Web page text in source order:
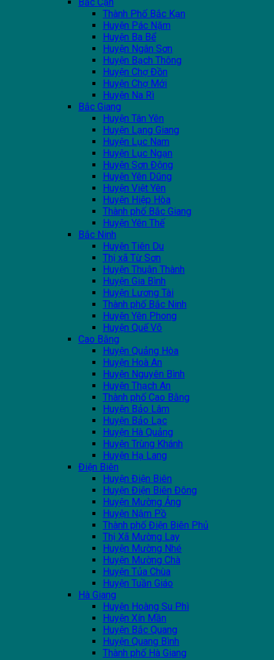
Thành Phố Bắc Kạn
Huyện Pác Nặm
Huyện Ba Bể
Huyện Ngân Sơn
Huyện Bạch Thông
Huyện Chợ Đồn
Huyện Chợ Mới
Huyện Na Rì
Bắc Giang
Huyện Tân Yên
Huyện Lạng Giang
Huyện Lục Nam
Huyện Lục Ngạn
Huyện Sơn Động
Huyện Yên Dũng
Huyện Việt Yên
Huyện Hiệp Hòa
Thành phố Bắc Giang
Huyện Yên Thế
Bắc Ninh
Huyện Tiên Du
Thị xã Từ Sơn
Huyện Thuận Thành
Huyện Gia Bình
Huyện Lương Tài
Thành phố Bắc Ninh
Huyện Yên Phong
Huyện Quế Võ
Cao Bằng
Huyện Quảng Hòa
Huyện Hoà An
Huyện Nguyên Bình
Huyện Thạch An
Thành phố Cao Bằng
Huyện Bảo Lâm
Huyện Bảo Lạc
Huyện Hà Quảng
Huyện Trùng Khánh
Huyện Hạ Lang
Điện Biên
Huyện Điện Biên
Huyện Điện Biên Đông
Huyện Mường Ảng
Huyện Nậm Pồ
Thành phố Điện Biên Phủ
Thị Xã Mường Lay
Huyện Mường Nhé
Huyện Mường Chà
Huyện Tủa Chùa
Huyện Tuần Giáo
Hà Giang
Huyện Hoàng Su Phì
Huyện Xín Mần
Huyện Bắc Quang
Huyện Quang Bình
Thành phố Hà Giang